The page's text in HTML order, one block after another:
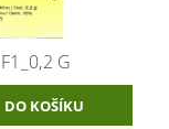
G